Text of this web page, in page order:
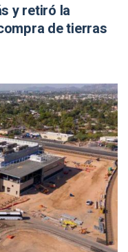
y retiró la
de tierras